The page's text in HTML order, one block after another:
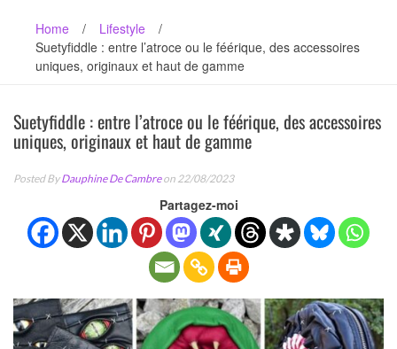
Home / Lifestyle
/
Suetyfiddle : entre l’atroce ou le féérique, des accessoires
uniques, originaux et haut de gamme
Suetyfiddle : entre l’atroce ou le féérique, des accessoires
uniques, originaux et haut de gamme
Posted ByDauphine De Cambreon 22/08/2023
Partagez-moi